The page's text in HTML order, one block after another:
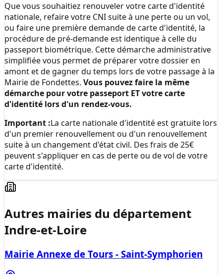
Que vous souhaitiez renouveler votre carte d'identité
nationale, refaire votre CNI suite à une perte ou un vol,
ou faire une première demande de carte d'identité, la
procédure de pré-demande est identique à celle du
passeport biométrique. Cette démarche administrative
simplifiée vous permet de préparer votre dossier en
amont et de gagner du temps lors de votre passage à la
Mairie de Fondettes. Vous pouvez faire la même
démarche pour votre passeport ET votre carte
d'identité lors d'un rendez-vous.
Important :La carte nationale d'identité est gratuite lors
d'un premier renouvellement ou d'un renouvellement
suite à un changement d'état civil. Des frais de 25€
peuvent s'appliquer en cas de perte ou de vol de votre
carte d'identité.
Autres mairies du département
Indre-et-Loire
Mairie Annexe de Tours - Saint-Symphorien